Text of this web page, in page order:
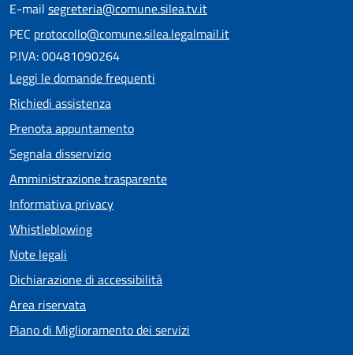
E-mail segreteria@comune.silea.tv.it
PEC protocollo@comune.silea.legalmail.it
P.IVA: 00481090264
Leggi le domande frequenti
Richiedi assistenza
Prenota appuntamento
Segnala disservizio
Amministrazione trasparente
Informativa privacy
Whistleblowing
Note legali
Dichiarazione di accessibilità
Area riservata
Piano di Miglioramento dei servizi